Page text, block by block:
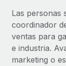
Las personas
coordinador
ventas para
e industria.
marketing o